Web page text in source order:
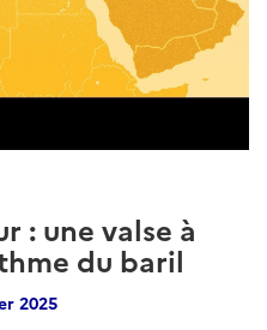
: une valse à
du baril
2025